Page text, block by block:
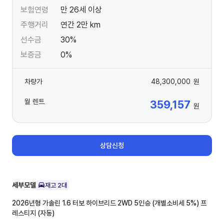
보험연령
만 26세 이상
주행거리
연간 2만 km
선수금
30%
보증금
0%
차량가 48,300,000 원
월 렌트 359,157 원
상담신청
세부모델 재고 2대
2026년형 가솔린 1.6 터보 하이브리드 2WD 5인승 (개별소비세 5%) 프
레스티지 (자동)